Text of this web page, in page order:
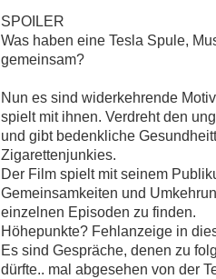
SPOILER
Was haben eine Tesla Spule,
gemeinsam?
Nun es sind widerkehrende
spielt mit ihnen. Verdreht den
und gibt bedenkliche
Zigarettenjunkies.
Der Film spielt mit seinem
Gemeinsamkeiten und
einzelnen Episoden zu finden.
Höhepunkte? Fehlanzeige in
Es sind Gespräche, denen zu
dürfte.. mal abgesehen von der